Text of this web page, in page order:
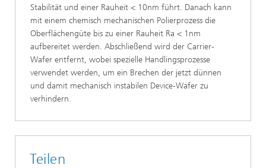
Stabilität und einer Rauheit < 10nm führt. Danach kann
mit einem chemisch mechanischen Polierprozess die
Oberflächengüte bis zu einer Rauheit Ra < 1nm
aufbereitet werden. Abschließend wird der Carrier-
Wafer entfernt, wobei spezielle Handlingsprozesse
verwendet werden, um ein Brechen der jetzt dünnen
und damit mechanisch instabilen Device-Wafer zu
verhindern.
Teilen